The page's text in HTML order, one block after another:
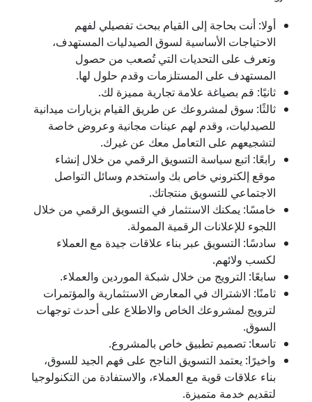
أولا: أنت بحاجة إلى القيام ببحث تفصيلي لفهم
الاحتياجات الأساسية لسوق الصيدليات المستهدف،
وتعرف على التحديات التي تُصعب من حصول
المستهدف على المستلزمات وقدم حلول لها.
ثانيًا: قم بصياغة علامة تجارية مميزة لك.
ثالثًا: سوق لمشروعك عن طريق القيام بزيارات ميدانية
للصيدليات، وقدم لهم عينات مجانية وعروض خاصة
لتشجيعهم على التعامل معك عن غيرك.
رابعًا: اتبع سياسة التسويق الرقمي من خلال إنشاء
موقع إلكتروني خاص بك واستخدم وسائل التواصل
الاجتماعي للتسويق منتجاتك.
خامسًا: يمكنك الاستثمار في التسويق الرقمي من خلال
اللجوء للإعلانات الرقمية الممولة.
سادسًا: التسويق عبر بناء علاقات جيدة مع العملاء
لكسب ولائهم.
سابعًا: الترويج من خلال شبكة الموردين والعملاء.
ثامنًا: الاشتراك في المعارض الاستثمارية والمؤتمرات
لترويج لمشروعك الخاص والاطلاع على أحدث توجهات
السوق.
تاسعا: تصميم تطبيق خاص بالمشروع.
واخيرًا: يعتمد التسويق الناجح على فهم الجيد للسوق،
بناء علاقات قوية مع العملاء، والاستفادة من التكنولوجيا
لتقديم خدمة متميزة.